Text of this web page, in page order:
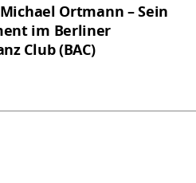
Ortmann – Sein
im Berliner
Club (BAC)